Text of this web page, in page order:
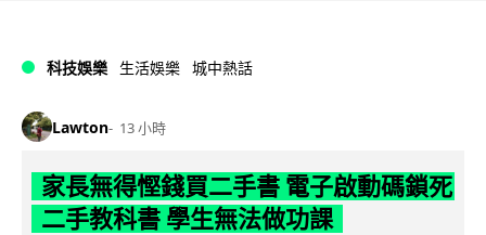
科技娛樂 生活娛樂 城中熱話
Lawton 13 小時
家長無得慳錢買二手書 電子啟動碼鎖死
二手教科書 學生無法做功課